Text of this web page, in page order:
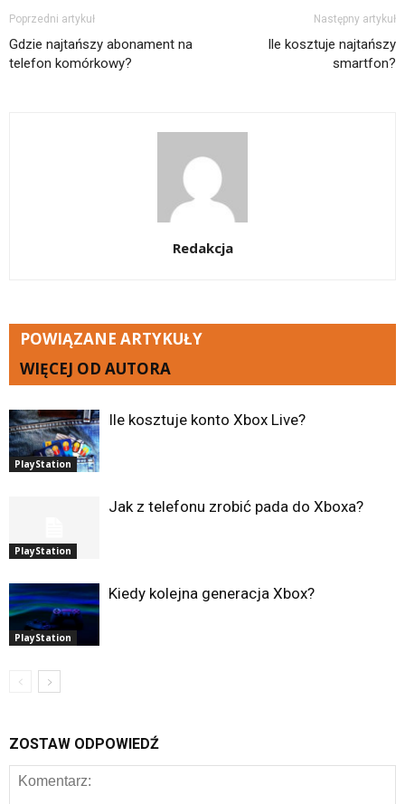
Poprzedni artykuł
Gdzie najtańszy abonament na
telefon komórkowy?
Następny artykuł
Ile kosztuje najtańszy
smartfon?
Redakcja
POWIĄZANE ARTYKUŁY
WIĘCEJ OD AUTORA
PlayStation
Ile kosztuje konto Xbox Live?
PlayStation
Jak z telefonu zrobić pada do Xboxa?
PlayStation
Kiedy kolejna generacja Xbox?
ZOSTAW ODPOWIEDŹ